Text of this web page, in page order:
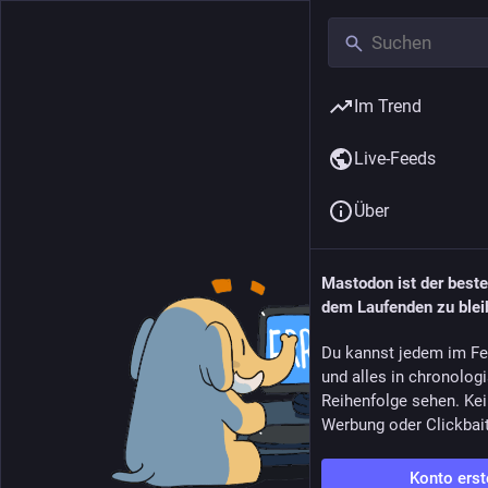
Im Trend
Live-Feeds
Über
Mastodon ist der
dem Laufenden zu
Du kannst jedem im
und alles in
Reihenfolge sehen.
Werbung oder
Konto